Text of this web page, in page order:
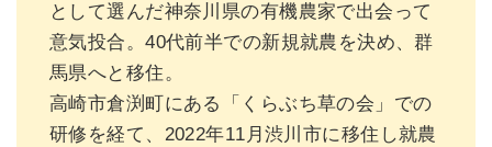
として選んだ神奈川県の有機農家で出会って
意気投合。40代前半での新規就農を決め、群
馬県へと移住。
高崎市倉渕町にある「くらぶち草の会」での
研修を経て、2022年11月渋川市に移住し就農